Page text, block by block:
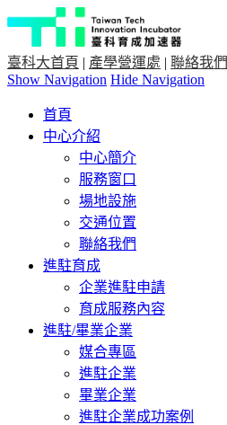
臺科大首頁 | 產學營運處 | 聯絡我們
Show Navigation Hide Navigation
首頁
中心介紹
中心簡介
服務窗口
場地設施
交通位置
聯絡我們
進駐育成
企業進駐申請
育成服務內容
進駐/畢業企業
媒合專區
進駐企業
畢業企業
進駐企業成功案例